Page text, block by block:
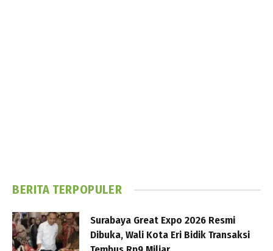
BERITA TERPOPULER
Surabaya Great Expo 2026 Resmi
Dibuka, Wali Kota Eri Bidik Transaksi